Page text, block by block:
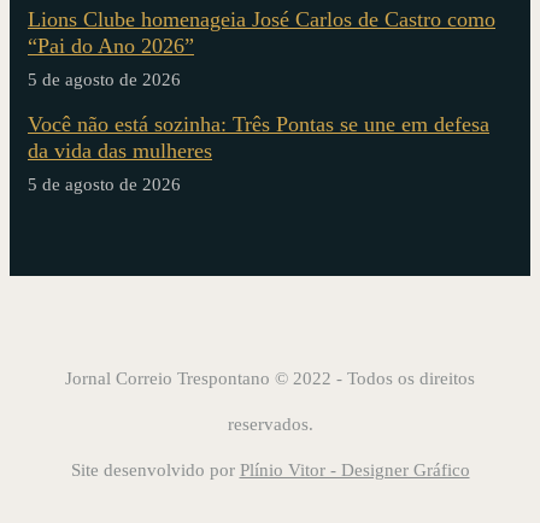
Lions Clube homenageia José Carlos de Castro como
“Pai do Ano 2026”
5 de agosto de 2026
Você não está sozinha: Três Pontas se une em defesa
da vida das mulheres
5 de agosto de 2026
Jornal Correio Trespontano © 2022 - Todos os direitos
reservados.
Site desenvolvido por Plínio Vitor - Designer Gráfico